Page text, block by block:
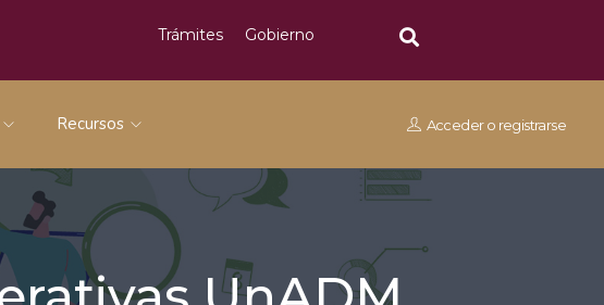
Trámites Gobierno
Recursos Acceder o registrarse